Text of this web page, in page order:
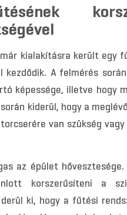
kialakításra került egy
A felmérés
képessége, illetve hogy
kiderül, hogy a
van szükség
az épület hővesztesége.
korszerűsíteni a
ki, hogy a fűtési